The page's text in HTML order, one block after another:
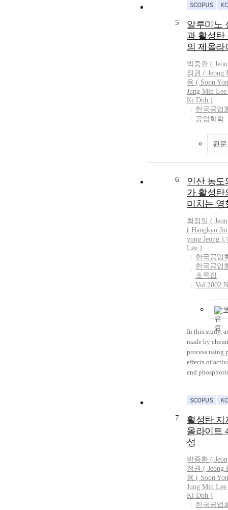
composition
could be
content on the
removed by
growing of
continuous
the
X(6.36Na₂O-
Al₂O₃-
supplied
between the
results show
the nuclei of
formed on the
it was
continues the
particles are
reaction of
finally
The sample
type was
the analyses
5
알루미노
과 활성탄
의 제올라
박중환 (
정권 ( Jeong
용 ( Soon
Jung Min
Ki Doh )
한국공업
공업화학
원
6
인산 농도
가 활성탄
미치는 영
최정일 (
( Hangkyo
yong Jeong ),
Lee )
한국공업
한국공업
초록집
Vol.2002
In this study,
made by
process using
effects of
and
Activation
concentration
the activation
600°C,
and external
maximum. As
phosphoric
the activation
shows
7
활성탄 지
올라이트
성
박중환 (
정권 ( Jeong
용 ( Soon
Jung Min
Ki Doh )
한국공업